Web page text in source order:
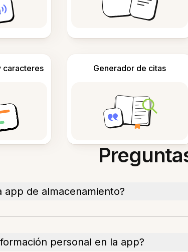
caracteres Generador de citas
app de almacenamiento?
personal en la app?